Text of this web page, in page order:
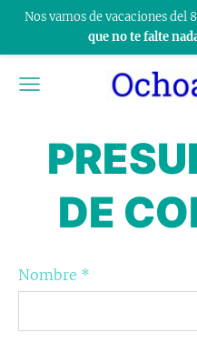
Nos vamos de vacaciones del
que no te falte
DE
Nombre *